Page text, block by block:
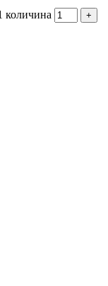
количина